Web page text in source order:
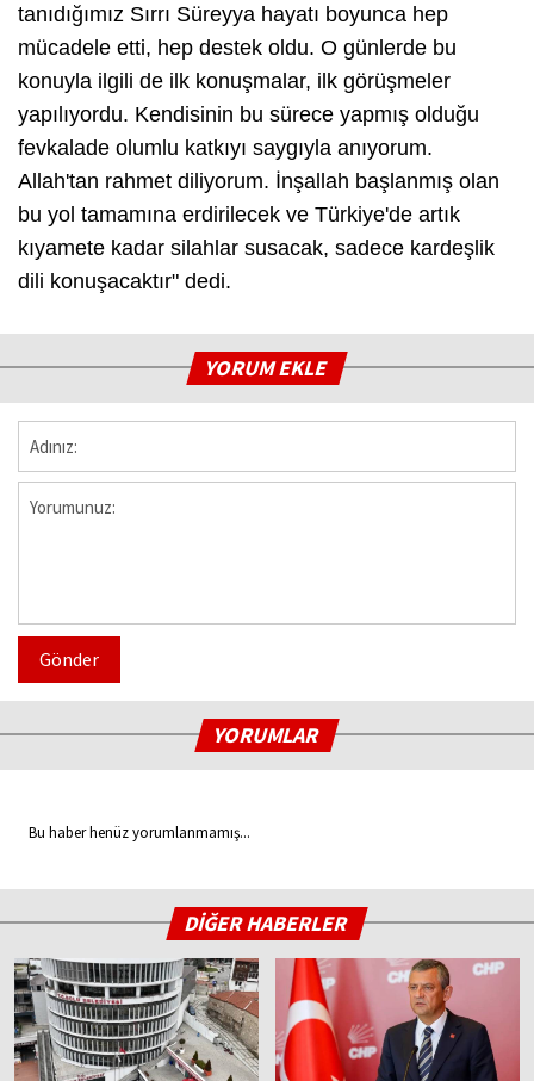
tanıdığımız Sırrı Süreyya hayatı boyunca hep
mücadele etti, hep destek oldu. O günlerde bu
konuyla ilgili de ilk konuşmalar, ilk görüşmeler
yapılıyordu. Kendisinin bu sürece yapmış olduğu
fevkalade olumlu katkıyı saygıyla anıyorum.
Allah'tan rahmet diliyorum. İnşallah başlanmış olan
bu yol tamamına erdirilecek ve Türkiye'de artık
kıyamete kadar silahlar susacak, sadece kardeşlik
dili konuşacaktır" dedi.
YORUM EKLE
Gönder
YORUMLAR
Bu haber henüz yorumlanmamış...
DİĞER HABERLER